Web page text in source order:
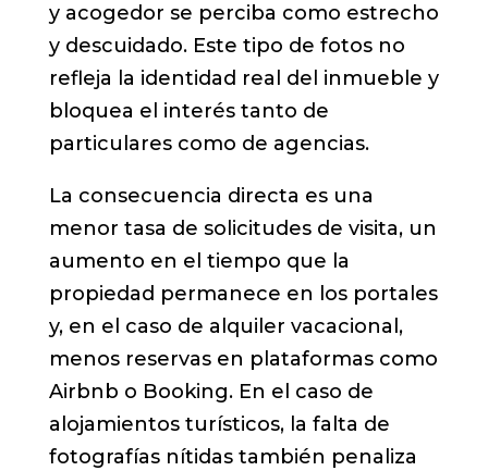
y acogedor se perciba como estrecho
y descuidado. Este tipo de fotos no
refleja la identidad real del inmueble y
bloquea el interés tanto de
particulares como de agencias.
La consecuencia directa es una
menor tasa de solicitudes de visita, un
aumento en el tiempo que la
propiedad permanece en los portales
y, en el caso de alquiler vacacional,
menos reservas en plataformas como
Airbnb o Booking. En el caso de
alojamientos turísticos, la falta de
fotografías nítidas también penaliza